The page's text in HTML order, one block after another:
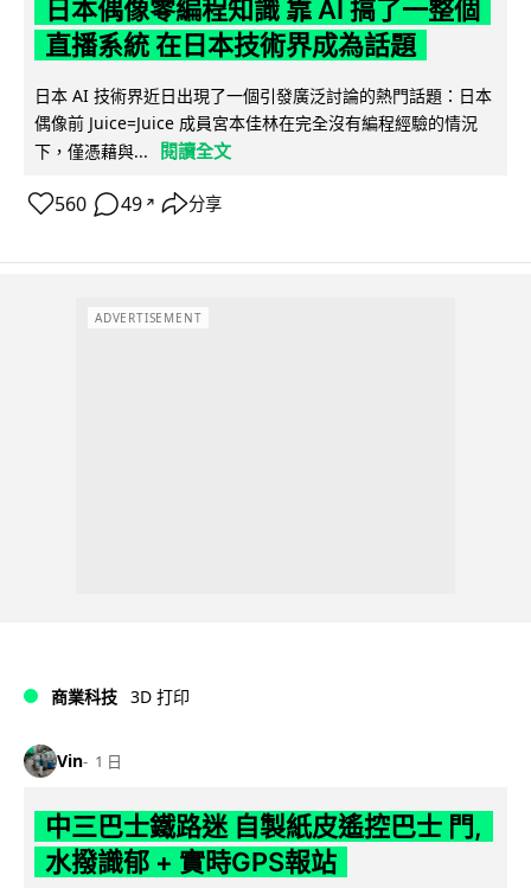
日本偶像零編程知識 靠 AI 搞了一整個
直播系統 在日本技術界成為話題
日本 AI 技術界近日出現了一個引發廣泛討論的熱門話題：日本
偶像前 Juice=Juice 成員宮本佳林在完全沒有編程經驗的情況
下，僅憑藉與...
閱讀全文
560 49 ↗ 分享
ADVERTISEMENT
商業科技 3D 打印
Vin 1 日
中三巴士鐵路迷 自製紙皮遙控巴士 門,
水撥識郁 + 實時GPS報站